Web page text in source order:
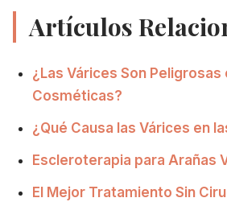
Artículos
¿Las Várices Son Peligrosas
Cosméticas?
¿Qué Causa las Várices en
Escleroterapia para Arañas
El Mejor Tratamiento Sin